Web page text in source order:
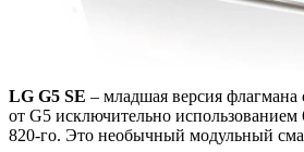
LG G5 SE – младшая версия
от G5 исключительно использованием
820-го. Это необычный модульный